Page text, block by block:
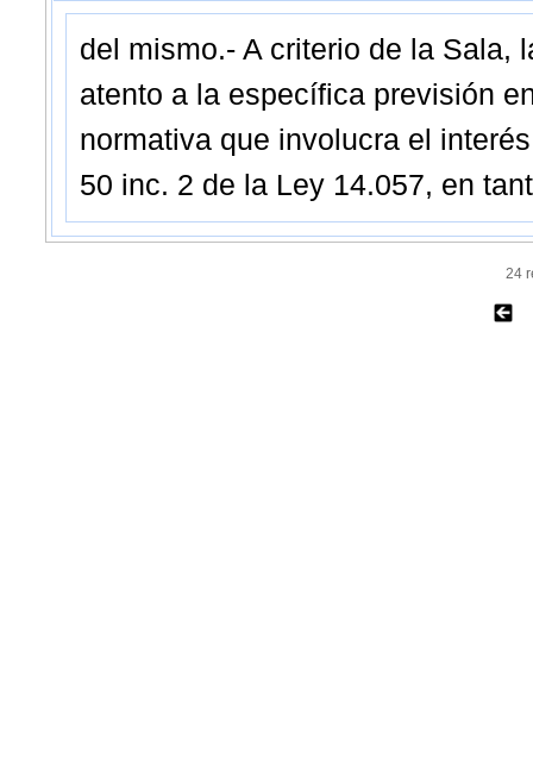
del mismo.- A criterio de la Sala,
atento a la específica previsión
normativa que involucra el
50 inc. 2 de la Ley 14.057, en
24